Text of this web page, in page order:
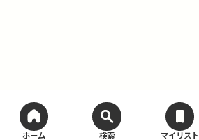
ホーム 検索 マイリスト